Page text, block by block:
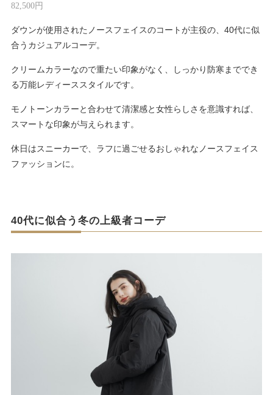
82,500円
ダウンが使用されたノースフェイスのコートが主役の、40代に似
合うカジュアルコーデ。
クリームカラーなので重たい印象がなく、しっかり防寒まででき
る万能レディーススタイルです。
モノトーンカラーと合わせて清潔感と女性らしさを意識すれば、
スマートな印象が与えられます。
休日はスニーカーで、ラフに過ごせるおしゃれなノースフェイス
ファッションに。
40代に似合う冬の上級者コーデ